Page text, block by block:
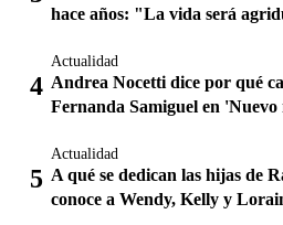
hace años: "La vida será
Actualidad
Andrea Nocetti dice por qué
Fernanda Samiguel en
Actualidad
A qué se dedican las hijas de
conoce a Wendy, Kelly y